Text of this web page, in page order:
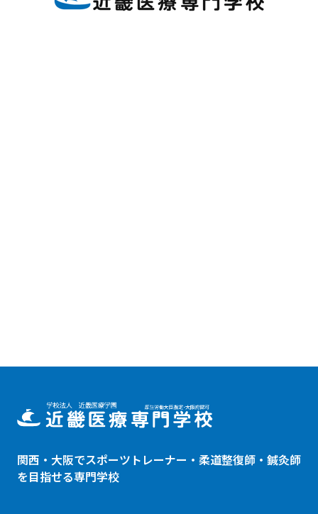
関西・大阪でスポーツトレーナー・ 柔道整復師 ・鍼灸師
を目指せる専門学校